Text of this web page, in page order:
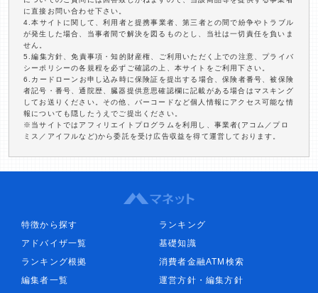
に直接お問い合わせ下さい。
4.本サイトに関して、利用者と提携事業者、第三者との間で紛争やトラブル
が発生した場合、当事者間で解決を図るものとし、当社は一切責任を負いま
せん。
5.編集方針、免責事項・知的財産権、ご利用いただく上での注意、プライバ
シーポリシーの各規程を必ずご確認の上、本サイトをご利用下さい。
6.カードローンお申し込み時に保険証を提出する場合、保険者番号、被保険
者記号・番号、通院歴、臓器提供意思確認欄に記載がある場合はマスキング
してお送りください。その他、バーコードなど個人情報にアクセス可能な情
報についても隠したうえでご提出ください。
※当サイトではアフィリエイトプログラムを利用し、事業者(アコム／プロ
ミス／アイフルなど)から委託を受け広告収益を得て運営しております。
特徴から探す
ランキング
アドバイザ一覧
基礎知識
ランキング根拠
消費者金融ATM検索
編集者一覧
運営方針・編集方針